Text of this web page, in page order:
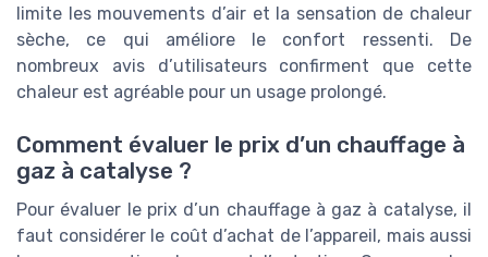
limite les mouvements d’air et la sensation de chaleur
sèche, ce qui améliore le confort ressenti. De
nombreux avis d’utilisateurs confirment que cette
chaleur est agréable pour un usage prolongé.
Comment évaluer le prix d’un chauffage à
gaz à catalyse ?
Pour évaluer le prix d’un chauffage à gaz à catalyse, il
faut considérer le coût d’achat de l’appareil, mais aussi